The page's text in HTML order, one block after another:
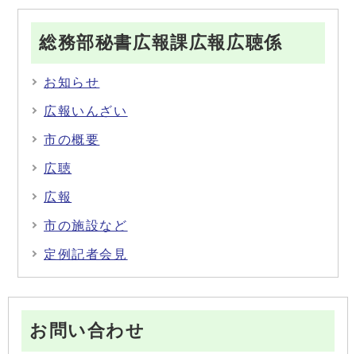
総務部秘書広報課広報広聴係
お知らせ
広報いんざい
市の概要
広聴
広報
市の施設など
定例記者会見
お問い合わせ